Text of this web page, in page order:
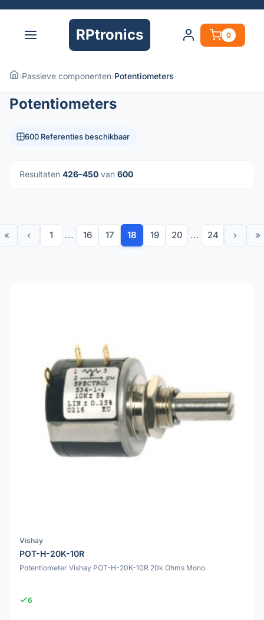
RPtronics 0
›Passieve componenten›Potentiometers
Potentiometers
600 Referenties beschikbaar
Resultaten 426–450 van 600
« ‹ 1 ... 16 17 18 19 20 ... 24 › »
Vishay
POT-H-20K-10R
Potentiometer Vishay POT-H-20K-10R 20k Ohms Mono
6